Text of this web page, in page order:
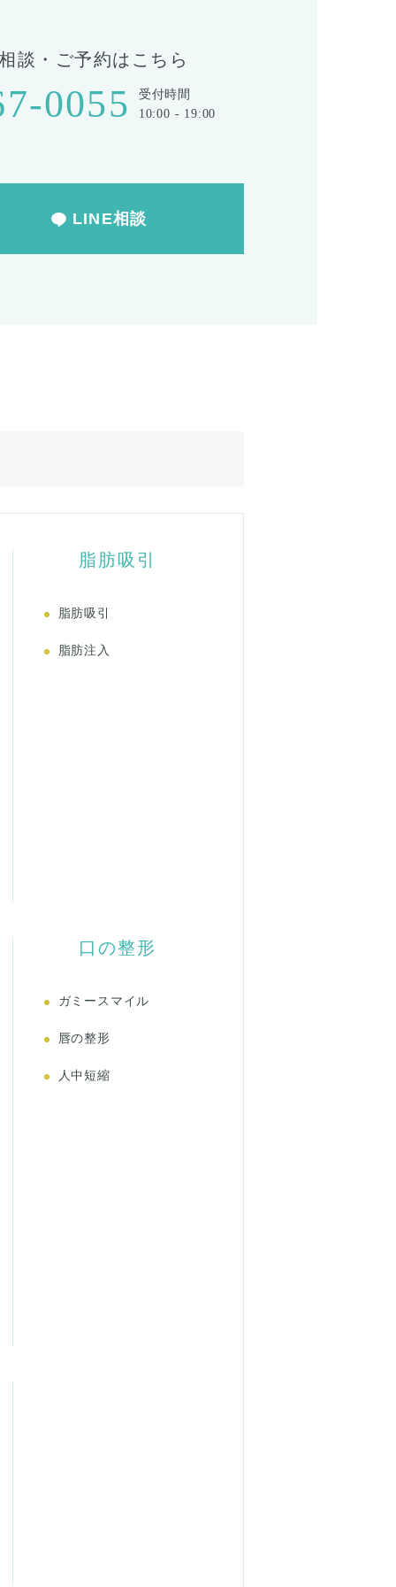
談・ご予約はこちら
0055
受付時間
10:00 - 19:00
LINE相談
脂肪吸引
脂肪吸引
脂肪注入
口の整形
ガミースマイル
唇の整形
人中短縮